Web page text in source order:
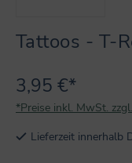
Tattoos - T-
3,95 €*
*Preise inkl. MwSt.
Lieferzeit innerhalb